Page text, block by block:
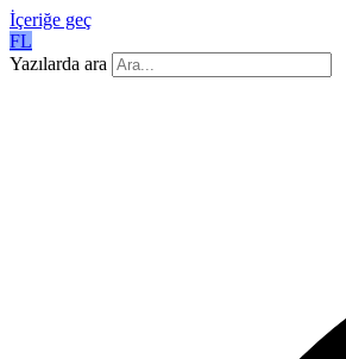
İçeriğe geç
FL
Yazılarda ara